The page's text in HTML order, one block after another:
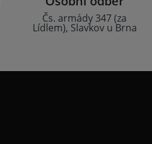
Čs. armády 347 (za
Lídlem), Slavkov u Brna